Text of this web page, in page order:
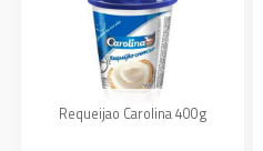
Requeijao Carolina 400g